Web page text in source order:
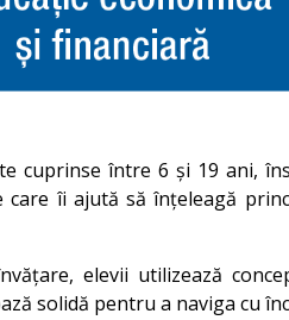
cuprinse între 6 și 19 ani,
care îi ajută să înțeleagă
elevii utilizează
solidă pentru a naviga cu